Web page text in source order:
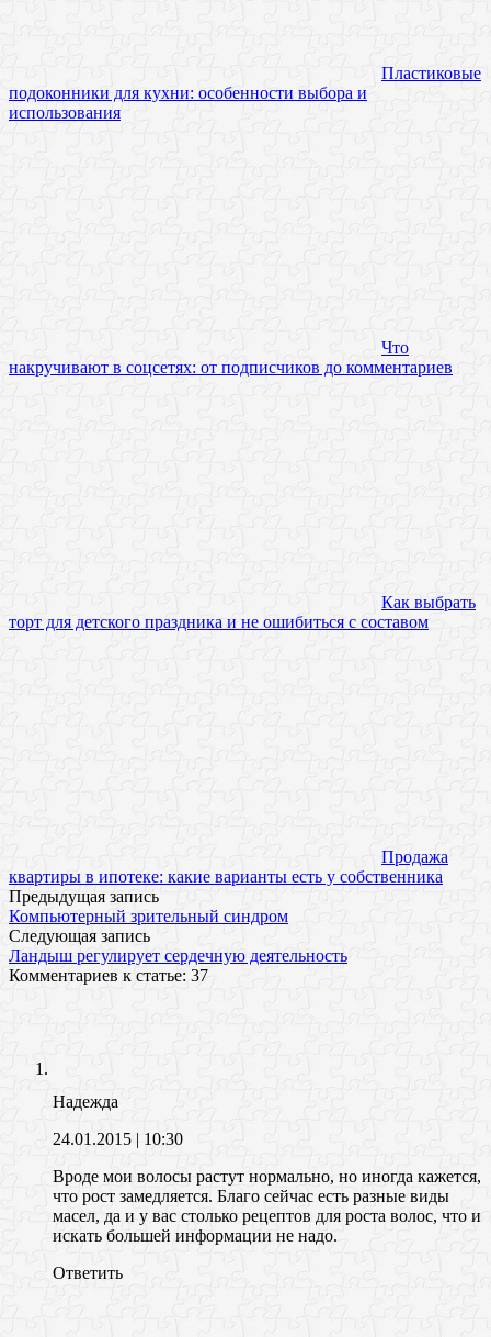
Пластиковые
подоконники для кухни: особенности выбора и
использования
Что
накручивают в соцсетях: от подписчиков до комментариев
Как выбрать
торт для детского праздника и не ошибиться с составом
Продажа
квартиры в ипотеке: какие варианты есть у собственника
Предыдущая запись
Компьютерный зрительный синдром
Следующая запись
Ландыш регулирует сердечную деятельность
Комментариев к статье: 37
Надежда
24.01.2015 | 10:30
Вроде мои волосы растут нормально, но иногда кажется,
что рост замедляется. Благо сейчас есть разные виды
масел, да и у вас столько рецептов для роста волос, что и
искать большей информации не надо.
Ответить